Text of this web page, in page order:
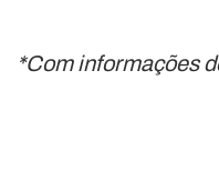
*Com informações